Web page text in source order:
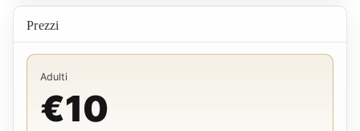
Prezzi
Adulti
€10